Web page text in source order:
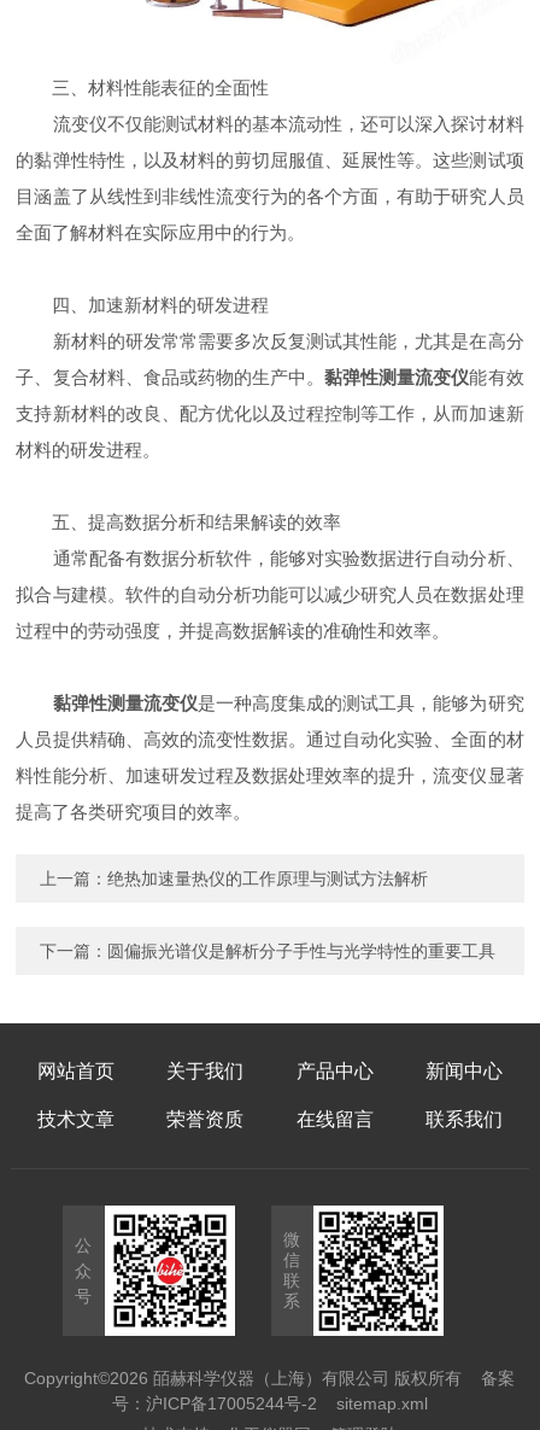
三、材料性能表征的全面性
流变仪不仅能测试材料的基本流动性，还可以深入探讨材料
的黏弹性特性，以及材料的剪切屈服值、延展性等。这些测试项
目涵盖了从线性到非线性流变行为的各个方面，有助于研究人员
全面了解材料在实际应用中的行为。
四、加速新材料的研发进程
新材料的研发常常需要多次反复测试其性能，尤其是在高分
子、复合材料、食品或药物的生产中。黏弹性测量流变仪能有效
支持新材料的改良、配方优化以及过程控制等工作，从而加速新
材料的研发进程。
五、提高数据分析和结果解读的效率
通常配备有数据分析软件，能够对实验数据进行自动分析、
拟合与建模。软件的自动分析功能可以减少研究人员在数据处理
过程中的劳动强度，并提高数据解读的准确性和效率。
黏弹性测量流变仪是一种高度集成的测试工具，能够为研究
人员提供精确、高效的流变性数据。通过自动化实验、全面的材
料性能分析、加速研发过程及数据处理效率的提升，流变仪显著
提高了各类研究项目的效率。
上一篇：绝热加速量热仪的工作原理与测试方法解析
下一篇： 圆偏振光谱仪是解析分子手性与光学特性的重要工具
网站首页 关于我们 产品中心 新闻中心
技术文章 荣誉资质 在线留言 联系我们
公
众
号
微
信
联
系
Copyright©2026 皕赫科学仪器（上海）有限公司 版权所有备案
号：沪ICP备17005244号-2
sitemap.xml